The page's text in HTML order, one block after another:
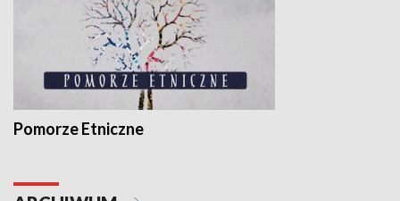
Pomorze Etniczne